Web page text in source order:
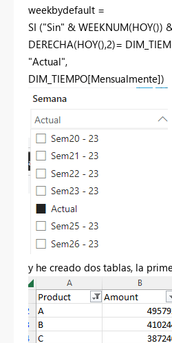
weekbydefault =
SI ("Sin" & WEEKNUM(HOY())
DERECHA(HOY(),2)=
"Actual",
DIM_TIEMPO[Mensualmente])
y he creado dos tablas, la